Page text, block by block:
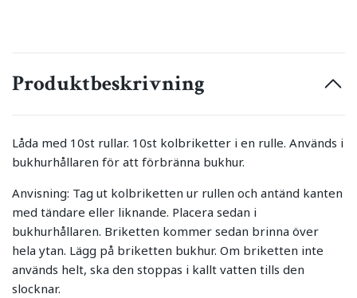
Produktbeskrivning
Låda med 10st rullar. 10st kolbriketter i en rulle. Används i
bukhurhållaren för att förbränna bukhur.
Anvisning: Tag ut kolbriketten ur rullen och antänd kanten
med tändare eller liknande. Placera sedan i
bukhurhållaren. Briketten kommer sedan brinna över
hela ytan. Lägg på briketten bukhur. Om briketten inte
används helt, ska den stoppas i kallt vatten tills den
slocknar.